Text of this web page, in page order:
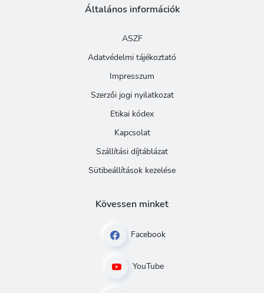
Általános információk
ASZF
Adatvédelmi tájékoztató
Impresszum
Szerzői jogi nyilatkozat
Etikai kódex
Kapcsolat
Szállítási díjtáblázat
Sütibeállítások kezelése
Kövessen minket
Facebook
YouTube